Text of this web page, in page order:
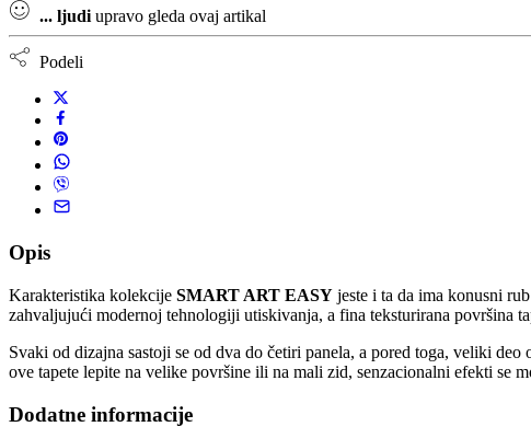
... ljudi upravo gleda ovaj artikal
Podeli
Opis
Karakteristika kolekcije SMART ART EASY jeste i ta da ima konusni
zahvaljujući modernoj tehnologiji utiskivanja, a fina teksturirana površina
Svaki od dizajna sastoji se od dva do četiri panela, a pored toga, veliki
ove tapete lepite na velike površine ili na mali zid, senzacionalni efekti se
Dodatne informacije